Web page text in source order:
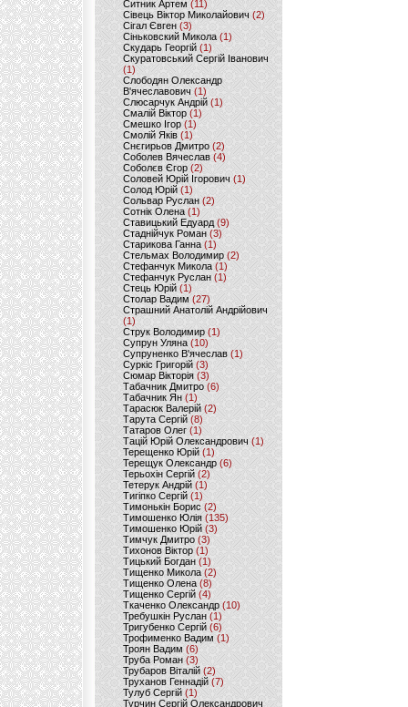
Ситник Артем(11)
Сівець Віктор Миколайович(2)
Сігал Євген (3)
Сіньковский Микола(1)
Скударь Георгій (1)
Скуратовський Сергій Іванович
(1)
Слободян Олександр
В'ячеславович(1)
Слюсарчук Андрій(1)
Смалій Віктор (1)
Смешко Ігор (1)
Смолій Яків (1)
Снєгирьов Дмитро (2)
Соболев Вячеслав (4)
Соболєв Єгор(2)
Соловей Юрій Ігорович (1)
Солод Юрій (1)
Сольвар Руслан (2)
Сотнік Олена(1)
Ставицький Едуард (9)
Стаднійчук Роман(3)
Старикова Ганна (1)
Стельмах Володимир(2)
Стефанчук Микола (1)
Стефанчук Руслан (1)
Стець Юрій (1)
Столар Вадим(27)
Страшний Анатолій Андрійович
(1)
Струк Володимир (1)
Супрун Уляна (10)
Супруненко В'ячеслав (1)
Суркіс Григорій (3)
Сюмар Вікторія (3)
Табачник Дмитро (6)
Табачник Ян(1)
Тарасюк Валерій (2)
Тарута Сергій (8)
Татаров Олег(1)
Тацій Юрій Олександрович(1)
Терещенко Юрій(1)
Терещук Олександр(6)
Терьохін Сергій (2)
Тетерук Андрій (1)
Тигіпко Сергій(1)
Тимонькін Борис (2)
Тимошенко Юлія (135)
Тимошенко Юрій(3)
Тимчук Дмитро (3)
Тихонов Віктор (1)
Тицький Богдан (1)
Тищенко Микола (2)
Тищенко Олена (8)
Тищенко Сергій (4)
Ткаченко Олександр (10)
Требушкін Руслан (1)
Тригубенко Сергій(6)
Трофименко Вадим (1)
Троян Вадим (6)
Труба Роман(3)
Трубаров Віталій (2)
Труханов Геннадій (7)
Тулуб Сергій(1)
Турчин Сергій Олександрович